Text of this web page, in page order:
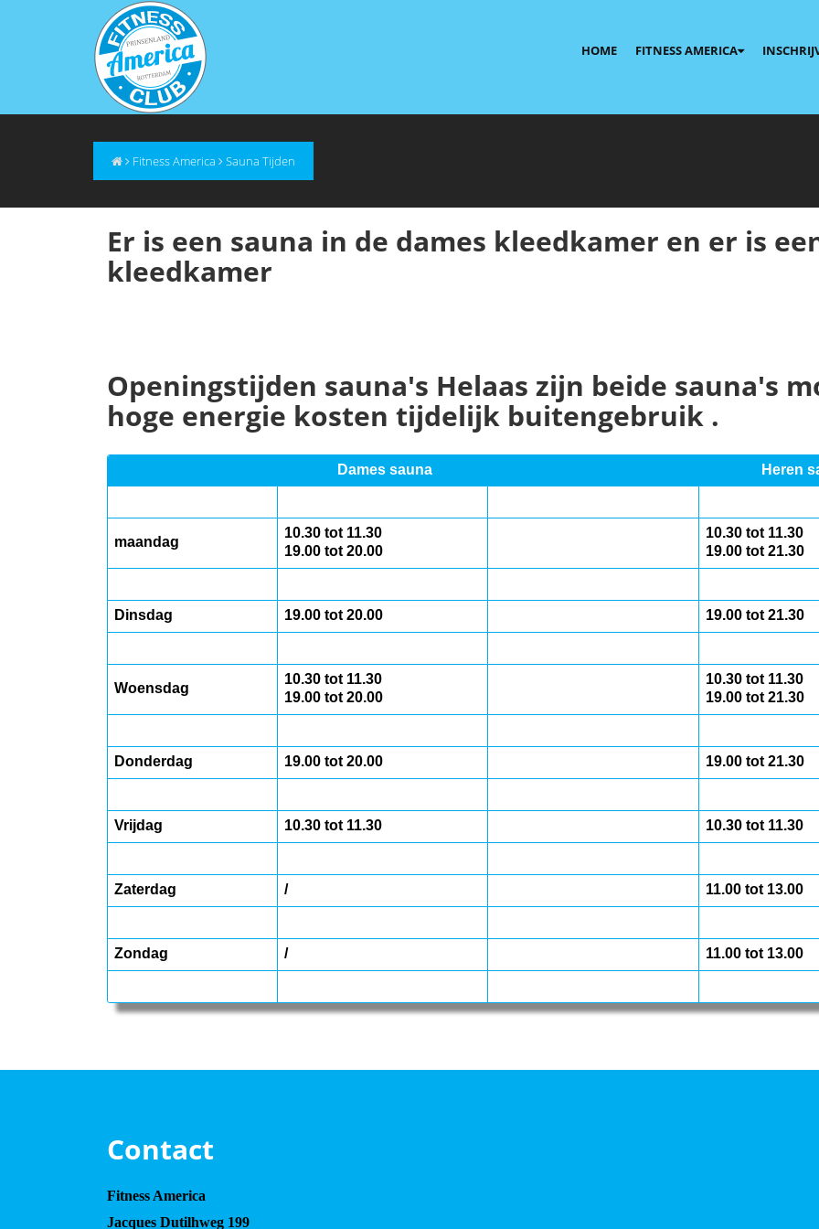
HOME FITNESS AMERICA
Fitness America Sauna Tijden
Er is een sauna in de dames kleedkamer en er is
kleedkamer
Openingstijden sauna's Helaas zijn beide sauna's
hoge energie kosten tijdelijk buitengebruik .
Dames sauna Heren
maandag
10.30 tot 11.30
19.00 tot 20.00
10.30 tot 11.30
19.00 tot 21.30
Dinsdag 19.00 tot 20.00 19.00 tot 21.30
Woensdag
10.30 tot 11.30
19.00 tot 20.00
10.30 tot 11.30
19.00 tot 21.30
Donderdag 19.00 tot 20.00 19.00 tot 21.30
Vrijdag 10.30 tot 11.30 10.30 tot 11.30
Zaterdag / 11.00 tot 13.00
Zondag / 11.00 tot 13.00
Contact
Fitness America
Jacques Dutilhweg 199